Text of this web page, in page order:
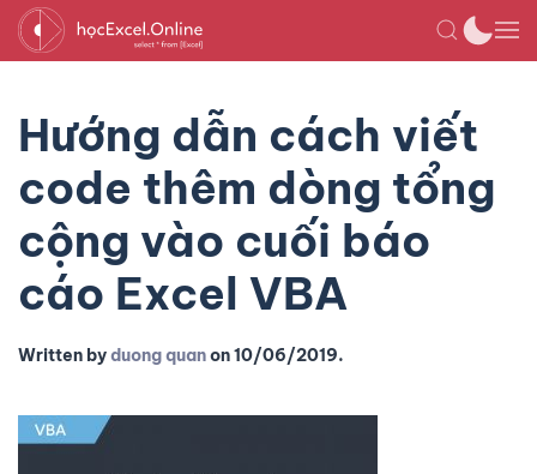
Hướng dẫn cách viết
code thêm dòng tổng
cộng vào cuối báo
cáo Excel VBA
Written byduong quanon10/06/2019.